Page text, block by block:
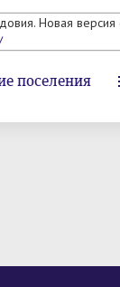
Новая
поселения